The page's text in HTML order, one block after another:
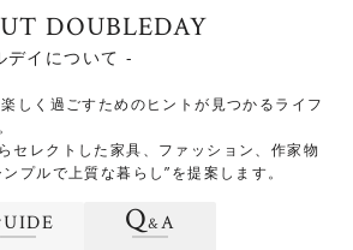
DOUBLEDAY
デイについて -
しく過ごすためのヒントが見つかるライフ
セレクトした家具、ファッション、作家物
プルで上質な暮らし”を提案します。
UIDE Q&A